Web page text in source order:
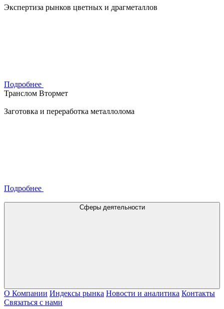
Экспертиза рынков цветных и драгметаллов
Подробнее
Транслом Втормет
Заготовка и переработка металлолома
Подробнее
Сферы деятельности
О Компании Индексы рынка Новости и аналитика Контакты
Связаться с нами